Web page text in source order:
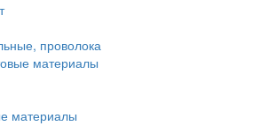
проволока
материалы
материалы